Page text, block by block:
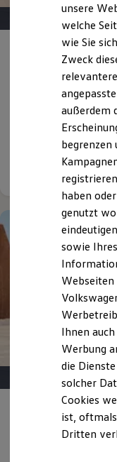
Kosten und
E-
Software
Die
ID.
Hybridautos
Marke und
R-
R
Driving
Lifestyle
T-
Golf
ID.
R-
GTI
we drive
Besitzer und
Software
Service und
Angebot gültig bis
Der neue ID.
Ab 189,00 €mtl.
Monate Laufzeit |
Details ansehen
Angebot gültig bis
Der neue ID.3
unsere
welche
wie Sie
Zweck
außerdem
haben
genutzt
sowie
Webseiten
Ihnen
Werbung
die
solcher
Cookies
ist,
Dritten